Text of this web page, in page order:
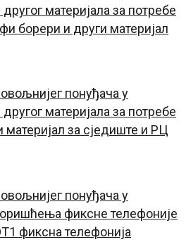
материјала за потребе
борери и други материјал
понуђача у
материјала за потребе
материјал за сједиште и РЦ
понуђача у
фиксне телефоније
фикснa телефонијa